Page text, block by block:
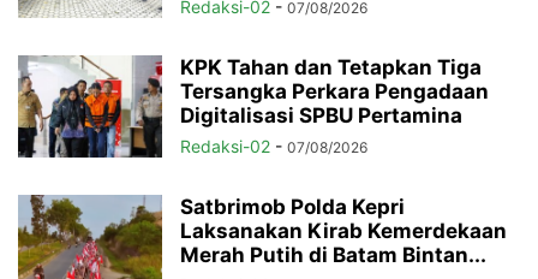
Redaksi-02 - 07/08/2026
KPK Tahan dan Tetapkan Tiga
Tersangka Perkara Pengadaan
Digitalisasi SPBU Pertamina
Redaksi-02 - 07/08/2026
Satbrimob Polda Kepri
Laksanakan Kirab Kemerdekaan
Merah Putih di Batam Bintan...